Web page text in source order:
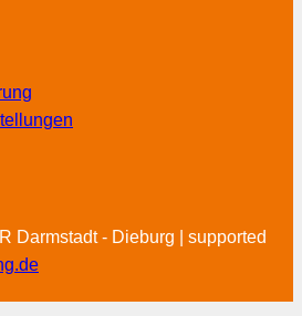
Darmstadt - Dieburg | supported